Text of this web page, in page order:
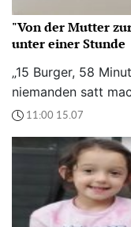
"Von der Mutter
unter einer Stunde
„15 Burger, 58
niemanden satt
11:00 15.07